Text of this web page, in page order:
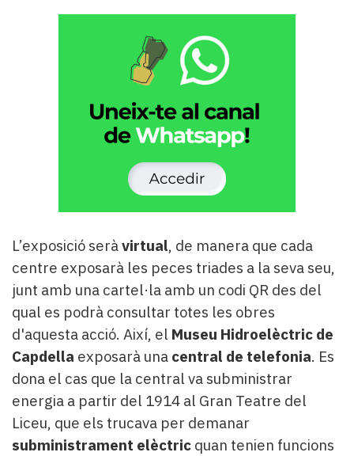
L’exposició seràvirtual, de manera que cada
centre exposarà les peces triades a la seva seu,
junt amb una cartel·la amb un codi QR des del
qual es podrà consultar totes les obres
d'aquesta acció. Així, el Museu Hidroelèctric de
Capdella exposarà una central de telefonia. Es
dona el cas que la central va subministrar
energia a partir del 1914 al Gran Teatre del
Liceu, que els trucava per demanar
subministrament elèctric quan tenien funcions